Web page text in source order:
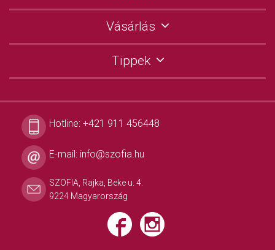
Vásárlás
Tippek
Hotline: +421 911 456448
E-mail: info@szofia.hu
SZOFIA, Rajka, Beke u. 4.
9224 Magyarország